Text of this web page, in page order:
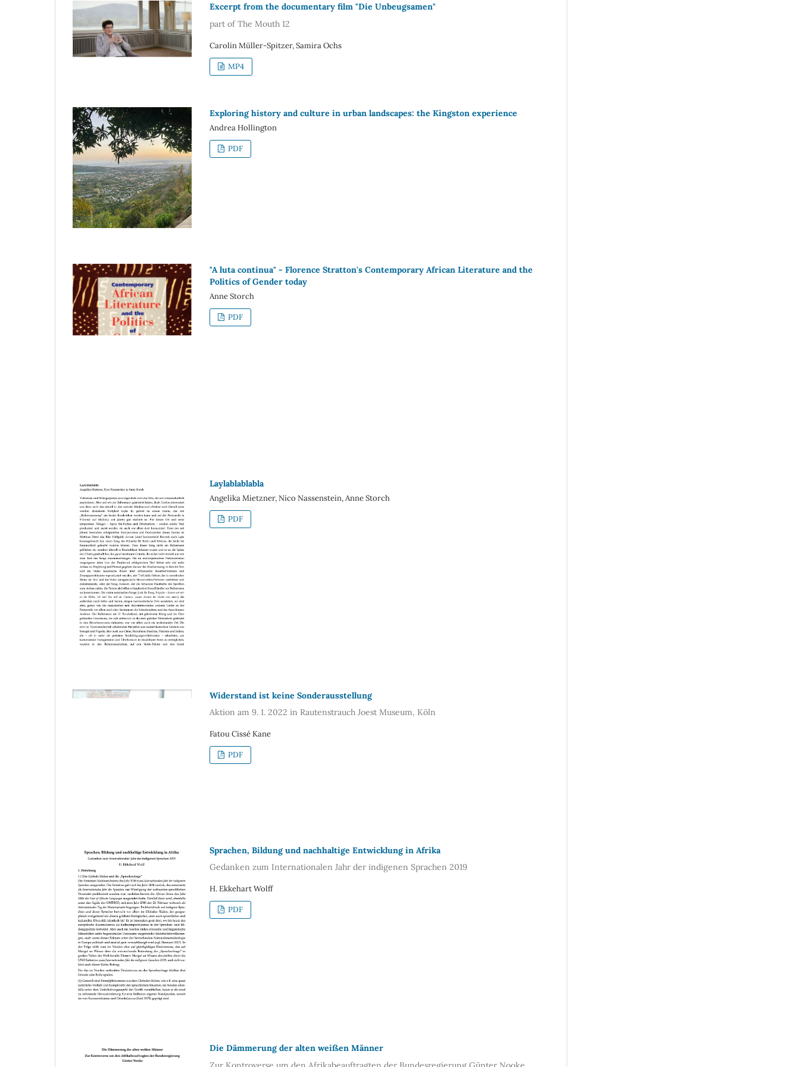
Excerpt from the documentary film "Die Unbeugsamen"
part of The Mouth 12
Carolin Müller-Spitzer, Samira Ochs
MP4
Exploring history and culture in urban landscapes: the Kingston experience
Andrea Hollington
PDF
"A luta continua" - Florence Stratton's Contemporary African Literature and the
Politics of Gender today
Anne Storch
PDF
Laylablablabla
Angelika Mietzner, Nico Nassenstein, Anne Storch
PDF
Widerstand ist keine Sonderausstellung
Aktion am 9. 1. 2022 in Rautenstrauch Joest Museum, Köln
Fatou Cissé Kane
PDF
Sprachen, Bildung und nachhaltige Entwicklung in Afrika
Gedanken zum Internationalen Jahr der indigenen Sprachen 2019
H. Ekkehart Wolff
PDF
Die Dämmerung der alten weißen Männer